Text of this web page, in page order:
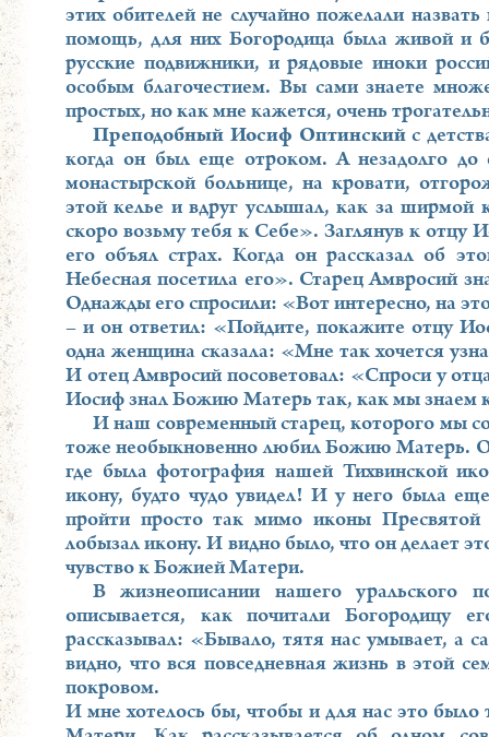
этих обителей не случайно пожелали
помощь, для них Богородица была живой и
русские подвижники, и рядовые иноки
особым благочестием. Вы сами знаете
простых, но как мне кажется, очень
Преподобный Иосиф Оптинскийс
когда он был еще отроком. А незадолго
монастырской больнице, на кровати,
этой келье и вдруг услышал, как за
скоро возьму тебя к Себе». Заглянув к отцу
его объял страх. Когда он рассказал об
Небесная посетила его». Старец Амвросий
Однажды его спросили: «Вот интересно, на
– и он ответил: «Пойдите, покажите отцу
одна женщина сказала: «Мне так хочется
И отец Амвросий посоветовал: «Спроси у
Иосиф знал Божию Матерь так, как мы знаем
И наш современный старец, которого мы
тоже необыкновенно любил Божию Матерь.
где была фотография нашей Тихвинской
икону, будто чудо увидел! И у него была
пройти просто так мимо иконы Пресвятой
лобызал икону. И видно было, что он делает
чувство к Божией Матери.
В жизнеописании нашего уральского
описывается, как почитали Богородицу
рассказывал: «Бывало, тятя нас умывает, а
видно, что вся повседневная жизнь в этой
покровом.
И мне хотелось бы, чтобы и для нас это было